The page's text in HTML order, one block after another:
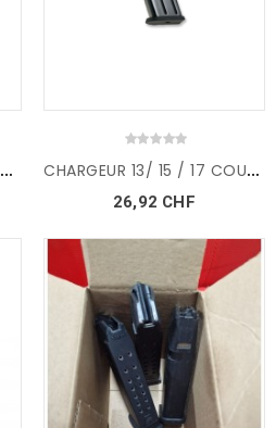
C
HARGEUR 15 COUPS GLOCK 19... C
HARGEUR 13/ 15 / 17 COUPS...
26,92 CHF